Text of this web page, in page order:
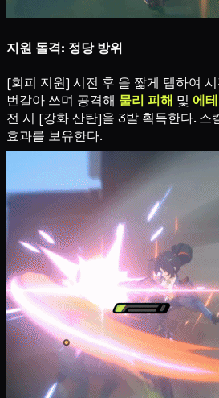
지원 돌격: 정당 방위
[회피 지원] 시전 후 을 짧게 탭하여
번갈아 쓰며 공격해 물리 피해 및 에
전 시 [강화 산탄]을 3발 획득한다. 스
효과를 보유한다.